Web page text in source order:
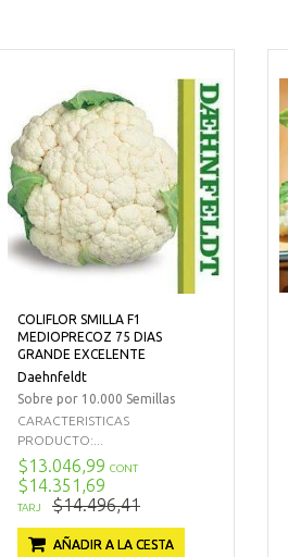
COLIFLOR SMILLA F1
MEDIOPRECOZ 75 DIAS
GRANDE EXCELENTE
Daehnfeldt
Sobre por 10.000 Semillas
CARACTERISTICAS
PRODUCTO:...
$13.046,99 CONT
$14.351,69
TARJ $14.496,41
AÑADIR A LA CESTA